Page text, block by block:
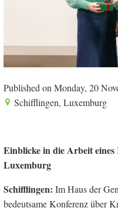
Published on Monday, 20
Schifflingen, Luxemburg
Einblicke in die Arbeit
Luxemburg
Schifflingen: Im Haus der
bedeutsame Konferenz über